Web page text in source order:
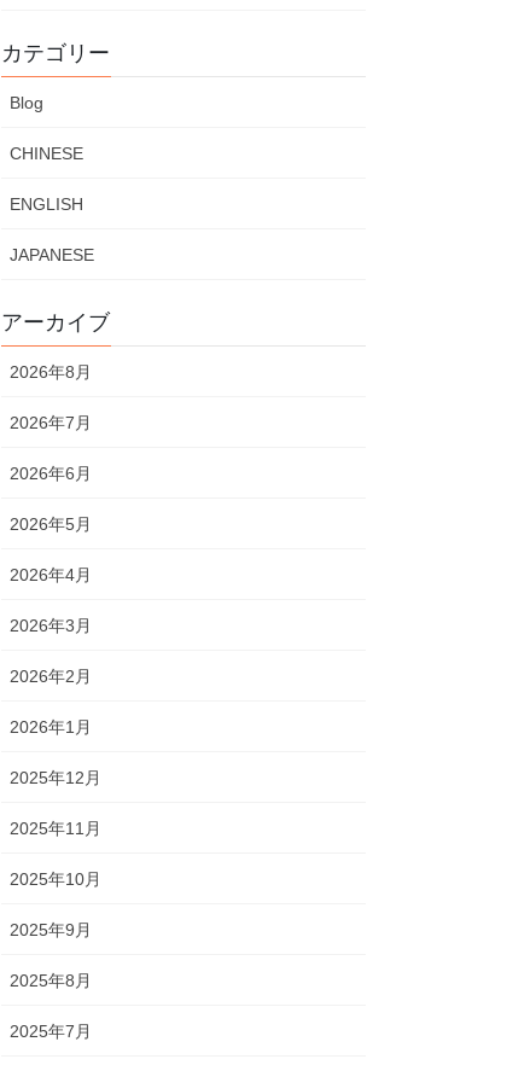
カテゴリー
Blog
CHINESE
ENGLISH
JAPANESE
アーカイブ
2026年8月
2026年7月
2026年6月
2026年5月
2026年4月
2026年3月
2026年2月
2026年1月
2025年12月
2025年11月
2025年10月
2025年9月
2025年8月
2025年7月